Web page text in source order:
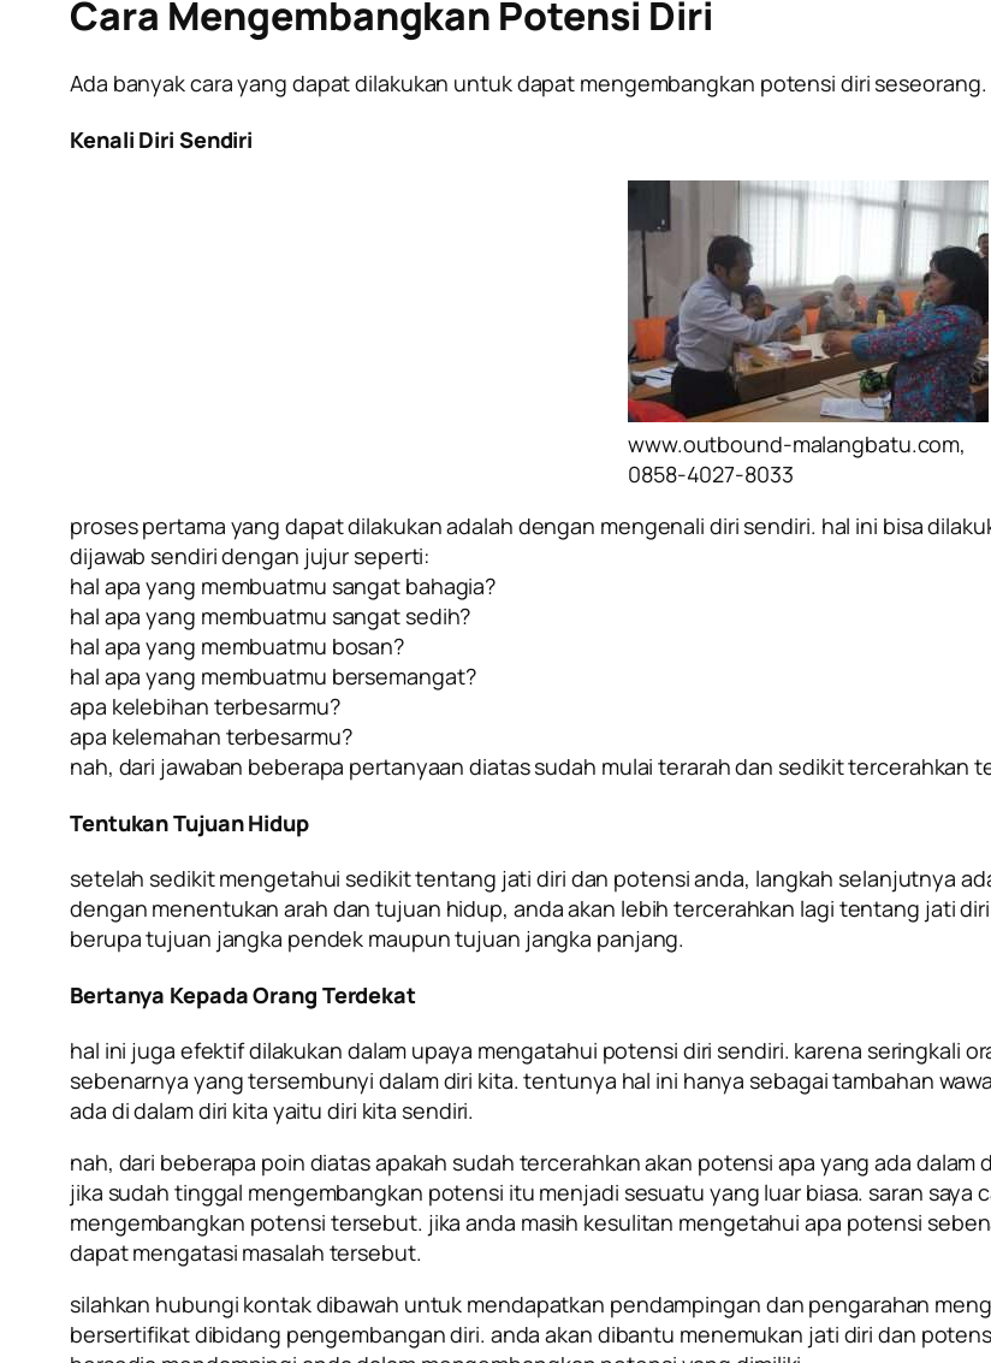
Cara Mengembangkan Potensi Diri
Ada banyak cara yang dapat dilakukan untuk dapat mengembangkan potensi diri
Kenali Diri Sendiri
www.outbound-malangbatu.com,
0858-4027-8033
proses pertama yang dapat dilakukan adalah dengan mengenali diri sendiri. hal ini bisa
dijawab sendiri dengan jujur seperti:
hal apa yang membuatmu sangat bahagia?
hal apa yang membuatmu sangat sedih?
hal apa yang membuatmu bosan?
hal apa yang membuatmu bersemangat?
apa kelebihan terbesarmu?
apa kelemahan terbesarmu?
nah, dari jawaban beberapa pertanyaan diatas sudah mulai terarah dan sedikit tercerahkan
Tentukan Tujuan Hidup
setelah sedikit mengetahui sedikit tentang jati diri dan potensi anda, langkah selanjutnya
dengan menentukan arah dan tujuan hidup, anda akan lebih tercerahkan lagi tentang jati
berupa tujuan jangka pendek maupun tujuan jangka panjang.
Bertanya Kepada Orang Terdekat
hal ini juga efektif dilakukan dalam upaya mengatahui potensi diri sendiri. karena seringkali
sebenarnya yang tersembunyi dalam diri kita. tentunya hal ini hanya sebagai tambahan
ada di dalam diri kita yaitu diri kita sendiri.
nah, dari beberapa poin diatas apakah sudah tercerahkan akan potensi apa yang ada dalam
jika sudah tinggal mengembangkan potensi itu menjadi sesuatu yang luar biasa. saran saya
mengembangkan potensi tersebut. jika anda masih kesulitan mengetahui apa potensi
dapat mengatasi masalah tersebut.
silahkan hubungi kontak dibawah untuk mendapatkan pendampingan dan pengarahan
bersertifikat dibidang pengembangan diri. anda akan dibantu menemukan jati diri dan